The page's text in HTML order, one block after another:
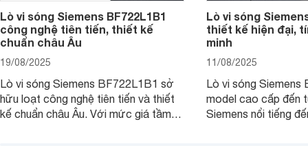
Lò vi sóng Siemens BF722L1B1
công nghệ tiên tiến, thiết kế
chuẩn châu Âu
19/08/2025
Lò vi sóng Siemens BF722L1B1 sở
hữu loạt công nghệ tiên tiến và thiết
kế chuẩn châu Âu. Với mức giá tầm
Lò vi sóng
thiết kế hiện đại,
minh
11/08/2025
Lò vi sóng Siemens
model cao cấp đến
Siemens nổi tiếng